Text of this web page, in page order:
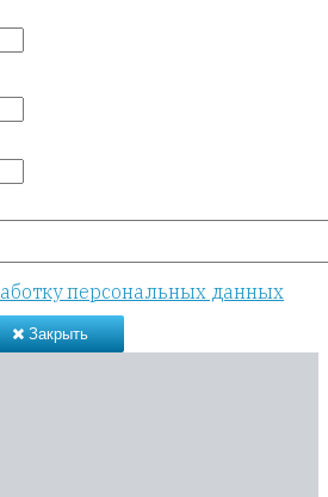
персональных данных
Закрыть